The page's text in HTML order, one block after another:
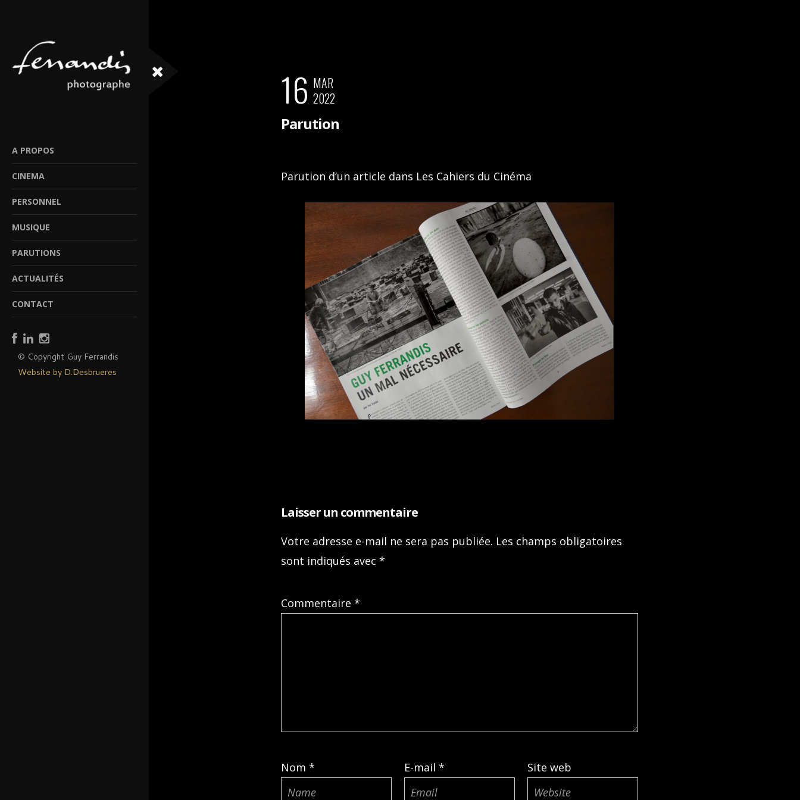
A PROPOS
CINEMA
PERSONNEL
MUSIQUE
PARUTIONS
ACTUALITÉS
CONTACT
© Copyright Guy Ferrandis
Website by D.Desbrueres
16 MAR
2022
Parution
Parution d’un article dans Les Cahiers du Cinéma
Laisser un commentaire
Votre adresse e-mail ne sera pas publiée. Les champs obligatoires
sont indiqués avec *
Commentaire *
Nom * E-mail* Site web